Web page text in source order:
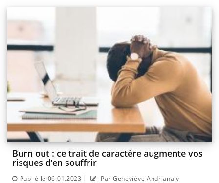
Burn out : ce trait de caractère augmente vos
risques d’en souffrir
Publié le 06.01.2023 | Par Geneviève Andrianaly